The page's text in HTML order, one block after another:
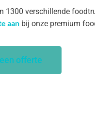
1300 verschillende
aan bij onze premium
offerte